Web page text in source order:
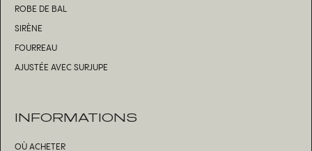
ROBE DE BAL
SIRÈNE
FOURREAU
AJUSTÉE AVEC SURJUPE
INFORMATIONS
OÙ ACHETER